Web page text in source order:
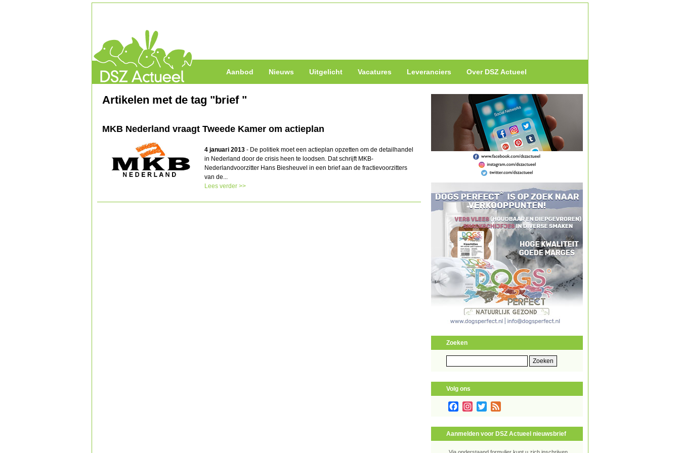
Aanbod Nieuws Uitgelicht Vacatures Leveranciers Over DSZ Actueel
Artikelen met de tag "brief "
MKB Nederland vraagt Tweede Kamer om actieplan
4 januari 2013 - De politiek moet een actieplan opzetten om de detailhandel
in Nederland door de crisis heen te loodsen. Dat schrijft MKB-
Nederlandvoorzitter Hans Biesheuvel in een brief aan de fractievoorzitters
van de...
Lees verder >>
Zoeken
naar:
Volg ons
FacebookInstagram
Twitter
Aanmelden voor DSZ Actueel nieuwsbrief